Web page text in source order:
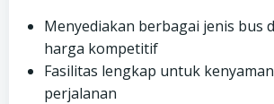
Menyediakan berbagai jenis bus
harga kompetitif
Fasilitas lengkap untuk
perjalanan